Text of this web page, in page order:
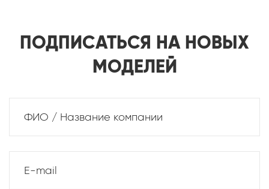
ПОДПИСАТЬСЯ НА НОВЫХ
МОДЕЛЕЙ
ФИО / Название компании
E-mail